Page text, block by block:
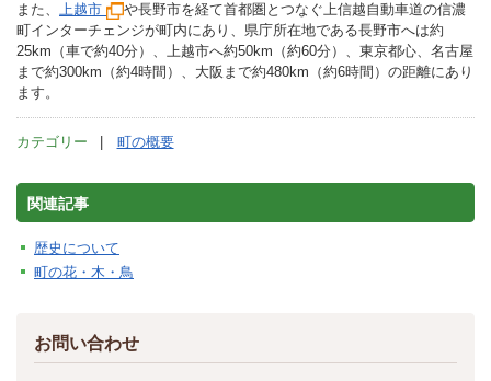
また、 上越市
や長野市を経て首都圏とつなぐ上信越自動車道の信濃
町インターチェンジが町内にあり、県庁所在地である長野市へは約
25km（車で約40分）、上越市へ約50km（約60分）、東京都心、名古屋
まで約300km（約4時間）、大阪まで約480km（約6時間）の距離にあり
ます。
カテゴリー 町の概要
関連記事
歴史について
町の花・木・鳥
お問い合わせ